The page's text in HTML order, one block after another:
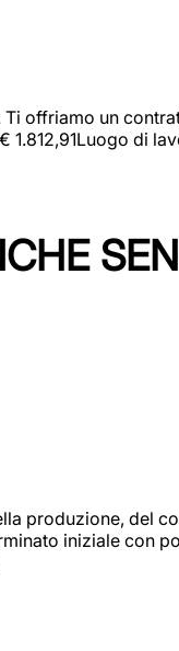
offriamo un
di
produzione, del
iniziale con